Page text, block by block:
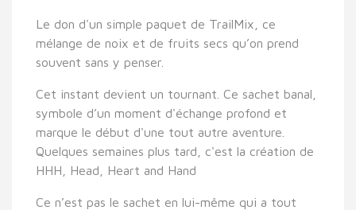
Le don d'un simple paquet de TrailMix, ce
mélange de noix et de fruits secs qu’on prend
souvent sans y penser.
Cet instant devient un tournant. Ce sachet banal,
symbole d’un moment d'échange profond et
marque le début d'une tout autre aventure.
Quelques semaines plus tard, c'est la création de
HHH, Head, Heart and Hand
Ce n’est pas le sachet en lui-même qui a tout